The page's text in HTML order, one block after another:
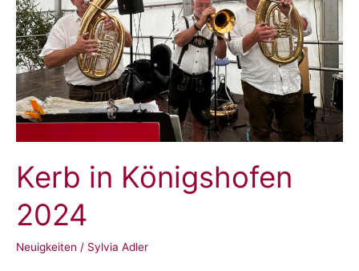
Kerb in Königshofen
2024
Neuigkeiten / Sylvia Adler